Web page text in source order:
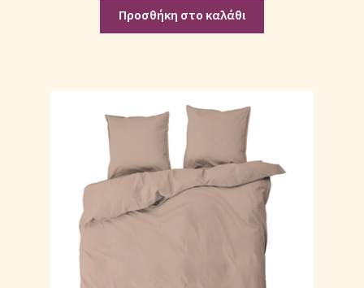
Προσθήκη στο καλάθι